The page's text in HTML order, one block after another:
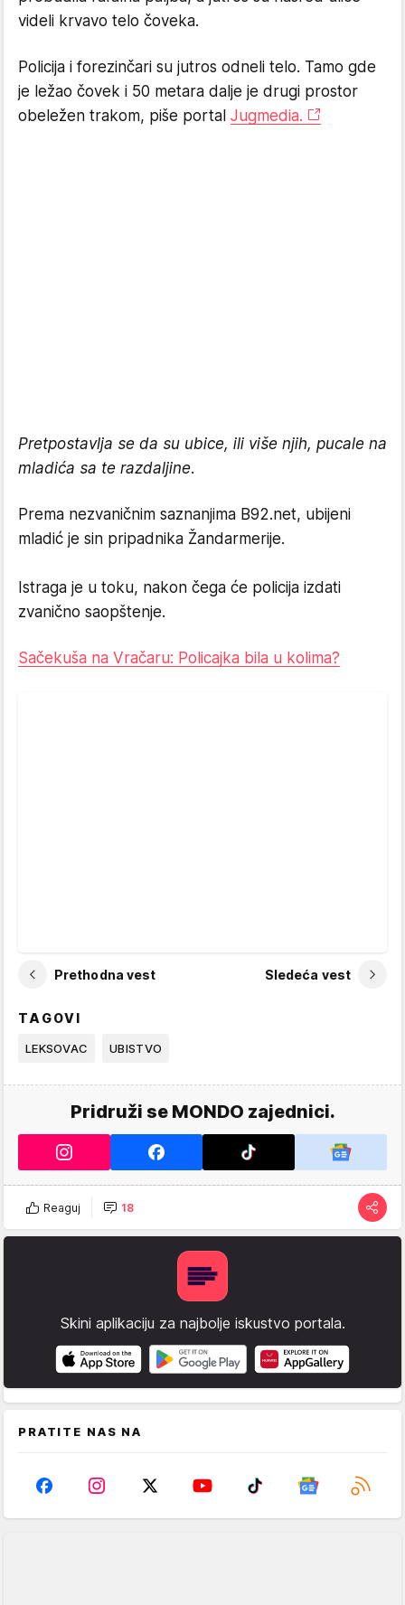
videli krvavo telo čoveka.
Policija i forezinčari su jutros odneli telo. Tamo gde
je ležao čovek i 50 metara dalje je drugi prostor
obeležen trakom, piše portal Jugmedia.
Pretpostavlja se da su ubice, ili više njih, pucale na
mladića sa te razdaljine.
Prema nezvaničnim saznanjima B92.net, ubijeni
mladić je sin pripadnika Žandarmerije.
Istraga je u toku, nakon čega će policija izdati
zvanično saopštenje.
Sačekuša na Vračaru: Policajka bila u kolima?
Prethodna vest Sledeća vest
TAGOVI
LEKSOVAC UBISTVO
Pridruži se MONDO zajednici.
Reaguj 18
Skini aplikaciju za najbolje iskustvo portala.
PRATITE NAS NA